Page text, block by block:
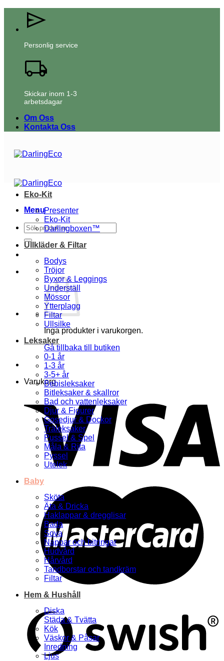
content
Personlig service
Skickar inom 1-3
arbetsdagar
Om Oss
Kontakta Oss
Menu
Sök
efter:
Inga produkter i varukorgen.
Gå tillbaka till butiken
Varukorg
Eko-Kit
Presenter
Eko-Kit
Darlingboxen™
Ullkläder & Filtar
Bodys
Tröjor
Byxor & Leggings
Underställ
Mössor
Ytterplagg
Filtar
Ullsilke
Leksaker
0-1 år
1-3 år
3-5+ år
Bebisleksaker
Bitleksaker & skallror
Bad och vattenleksaker
Djur & Figurer
Gosedjur & Dockor
Träleksaker
Pussel & Spel
Måla & Rita
Pyssel
Utelek
Baby
Sköta
Äta & Dricka
Haklappar & dregglisar
Bada
Sova
Nappar och bitringar
Hudvård
Hårvård
Tandborstar och tandkräm
Filtar
Hem & Hushåll
Diska
Städa & Tvätta
Kök
Väskor & Påsar
Inredning
Ljus